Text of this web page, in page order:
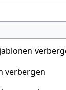
verbergen